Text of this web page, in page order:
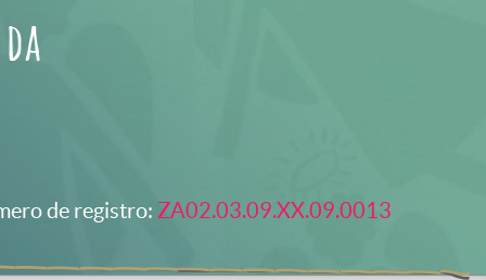
de registro: ZA02.03.09.XX.09.0013